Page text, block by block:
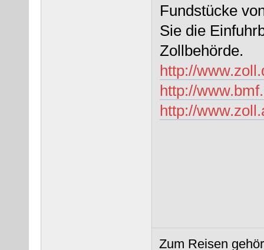
Fundstücke
Sie die
Zollbehörde.
http://
http://
http://
Zum Reisen